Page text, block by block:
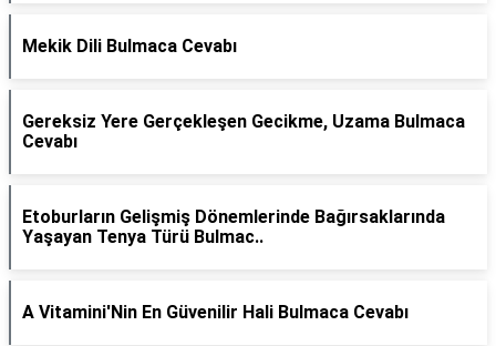
Mekik Dili Bulmaca Cevabı
Gereksiz Yere Gerçekleşen Gecikme, Uzama Bulmaca
Cevabı
Etoburların Gelişmiş Dönemlerinde Bağırsaklarında
Yaşayan Tenya Türü Bulmac..
A Vitamini'Nin En Güvenilir Hali Bulmaca Cevabı